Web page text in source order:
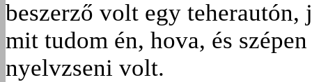
beszerző volt egy
mit tudom én, hova, és
nyelvzseni volt.